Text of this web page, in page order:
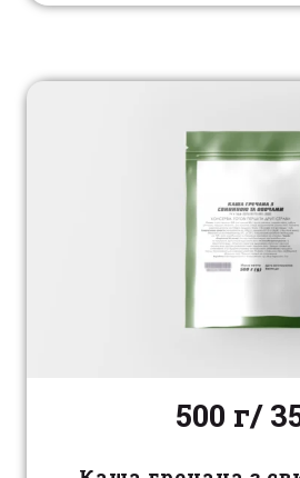
500 г/